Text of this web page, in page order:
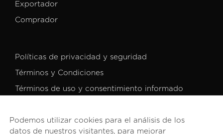
Exportador
Comprador
Políticas de privacidad y seguridad
Términos y Condiciones
Términos de uso y consentimiento informado
Podemos utilizar cookies para el análisis de los
datos de nuestros visitantes, para mejorar